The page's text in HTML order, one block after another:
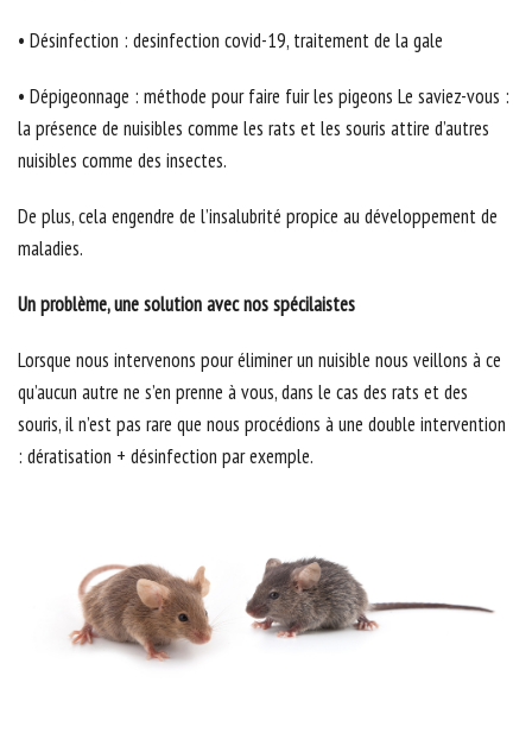
• Désinfection : desinfection covid-19, traitement de la gale
• Dépigeonnage : méthode pour faire fuir les pigeons Le saviez-vous :
la présence de nuisibles comme les rats et les souris attire d’autres
nuisibles comme des insectes.
De plus, cela engendre de l’insalubrité propice au développement de
maladies.
Un problème, une solution avec nos spécilaistes
Lorsque nous intervenons pour éliminer un nuisible nous veillons à ce
qu’aucun autre ne s’en prenne à vous, dans le cas des rats et des
souris, il n’est pas rare que nous procédions à une double intervention
: dératisation + désinfection par exemple.